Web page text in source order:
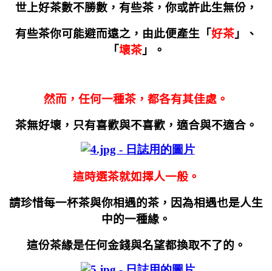
世上好茶數不勝數，有些茶，你或許此生無份，
有些茶你可能避而遠之，由此便產生「好茶」、
「壞茶」。
然而，任何一種茶，都各有其佳處。
茶無好壞，只有喜歡與不喜歡，適合與不適合。
這時選茶就如擇人一般。
請珍惜每一杯茶與你相遇的茶，因為相遇也是人生
中的一種緣。
這份茶緣是任何金錢與名望都換取不了的。